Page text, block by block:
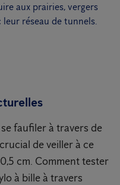
aux prairies, vergers
réseau de tunnels.
faufiler à travers de
de veiller à ce
cm. Comment tester
à bille à travers